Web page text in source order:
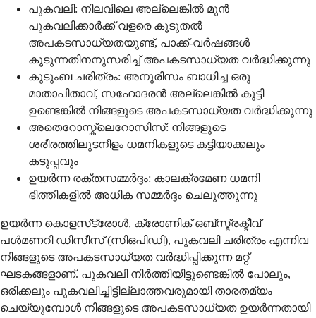
പുകവലി: നിലവിലെ അല്ലെങ്കിൽ മുൻ
പുകവലിക്കാർക്ക് വളരെ കൂടുതൽ
അപകടസാധ്യതയുണ്ട്, പാക്ക്-വർഷങ്ങൾ
കൂടുന്നതിനനുസരിച്ച് അപകടസാധ്യത വർദ്ധിക്കുന്നു
കുടുംബ ചരിത്രം: അനൂരിസം ബാധിച്ച ഒരു
മാതാപിതാവ്, സഹോദരൻ അല്ലെങ്കിൽ കുട്ടി
ഉണ്ടെങ്കിൽ നിങ്ങളുടെ അപകടസാധ്യത വർദ്ധിക്കുന്നു
അതെറോസ്ക്ലെറോസിസ്: നിങ്ങളുടെ
ശരീരത്തിലുടനീളം ധമനികളുടെ കട്ടിയാക്കലും
കടുപ്പവും
ഉയർന്ന രക്തസമ്മർദ്ദം: കാലക്രമേണ ധമനി
ഭിത്തികളിൽ അധിക സമ്മർദ്ദം ചെലുത്തുന്നു
ഉയർന്ന കൊളസ്‌ട്രോൾ, ക്രോണിക് ഒബ്‌സ്ട്രക്ടീവ്
പൾമണറി ഡിസീസ് (സിഒപിഡി), പുകവലി ചരിത്രം എന്നിവ
നിങ്ങളുടെ അപകടസാധ്യത വർദ്ധിപ്പിക്കുന്ന മറ്റ്
ഘടകങ്ങളാണ്. പുകവലി നിർത്തിയിട്ടുണ്ടെങ്കിൽ പോലും,
ഒരിക്കലും പുകവലിച്ചിട്ടില്ലാത്തവരുമായി താരതമ്യം
ചെയ്യുമ്പോൾ നിങ്ങളുടെ അപകടസാധ്യത ഉയർന്നതായി